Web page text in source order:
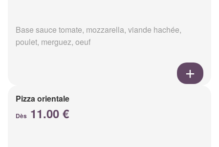
Base sauce tomate, mozzarella, viande hachée,
poulet, merguez, oeuf
Pizza orientale
Dès 11.00 €